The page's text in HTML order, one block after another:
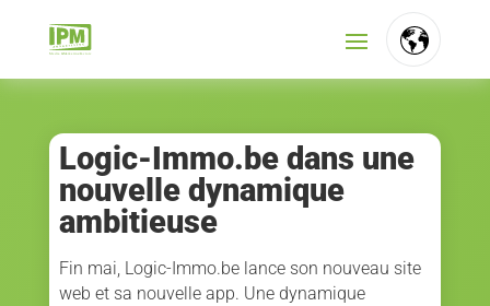
NL
Logic-Immo.be dans une
nouvelle dynamique
ambitieuse
Fin mai, Logic-Immo.be lance son nouveau site
web et sa nouvelle app. Une dynamique